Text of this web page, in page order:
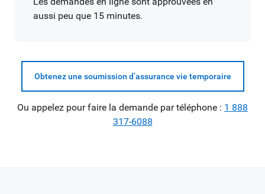
aussi peu que 15 minutes.
Obtenez une soumission d’assurance vie temporaire
Ou appelez pour faire la demande par téléphone : 1 888
317-6088